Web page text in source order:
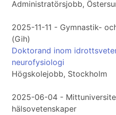
Administratörsjobb,
2025-11-11 - Gymnastik-
(Gih)
Doktorand inom
neurofysiologi
Högskolejobb, Stockholm
2025-06-04 -
hälsovetenskaper